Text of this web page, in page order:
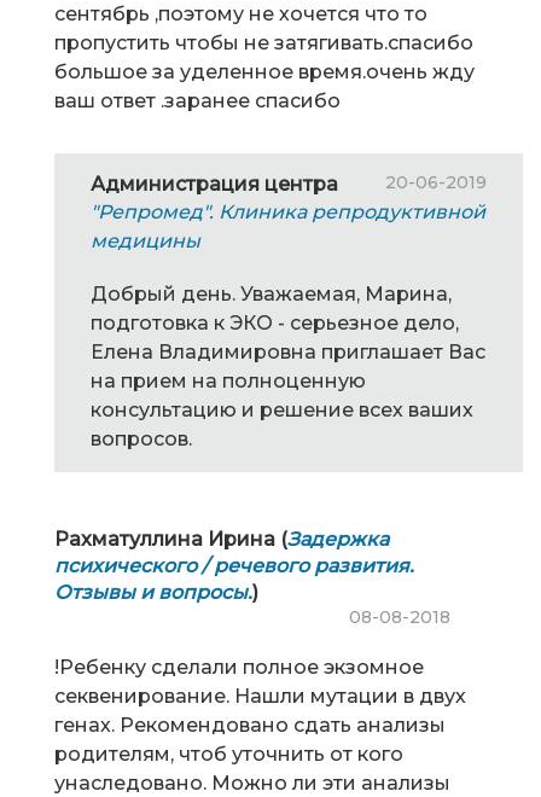
сентябрь ,поэтому не хочется что то
пропустить чтобы не затягивать.спасибо
большое за уделенное время.очень жду
ваш ответ .заранее спасибо
Администрация центра 20-06-2019
"Репромед". Клиника репродуктивной
медицины
Добрый день. Уважаемая, Марина,
подготовка к ЭКО - серьезное дело,
Елена Владимировна приглашает Вас
на прием на полноценную
консультацию и решение всех ваших
вопросов.
Рахматуллина Ирина (Задержка
психического / речевого развития.
Отзывы и вопросы.)
08-08-2018
!Ребенку сделали полное экзомное
секвенирование. Нашли мутации в двух
генах. Рекомендовано сдать анализы
родителям, чтоб уточнить от кого
унаследовано. Можно ли эти анализы